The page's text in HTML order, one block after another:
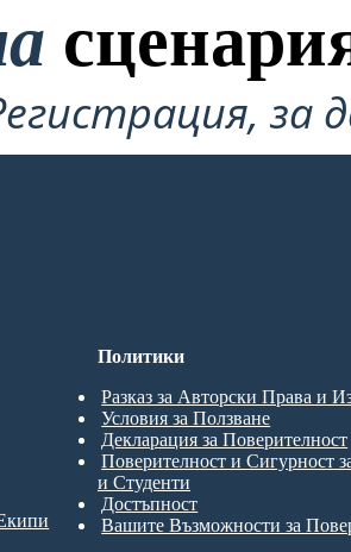
за
Политики
Разказ за Авторски Права и
Условия за Ползване
Декларация за Поверителност
Поверителност и Сигурност
и Студенти
Достъпност
Вашите Възможности за